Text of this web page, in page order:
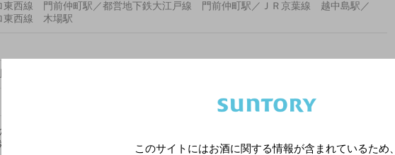
東西線 門前仲町駅／都営地下鉄大江戸線 門前仲町駅／ＪＲ京葉線 越中島駅／
東西線 木場駅
～3,000円未満
容と異なる場合があります。詳しくはお店にお問い合わせください。
部コンテンツはお客様のご判断でご利用ください。このサイトにはお酒に関する情報が含まれているため、